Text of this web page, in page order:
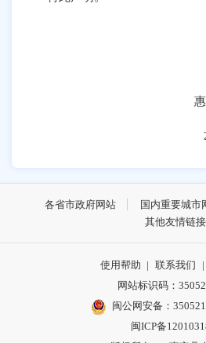
各省市政府网站 国内重要城市
其他友情链接
使用帮助 | 联系我们 |
网站标识码：
闽公网安备：
闽ICP备